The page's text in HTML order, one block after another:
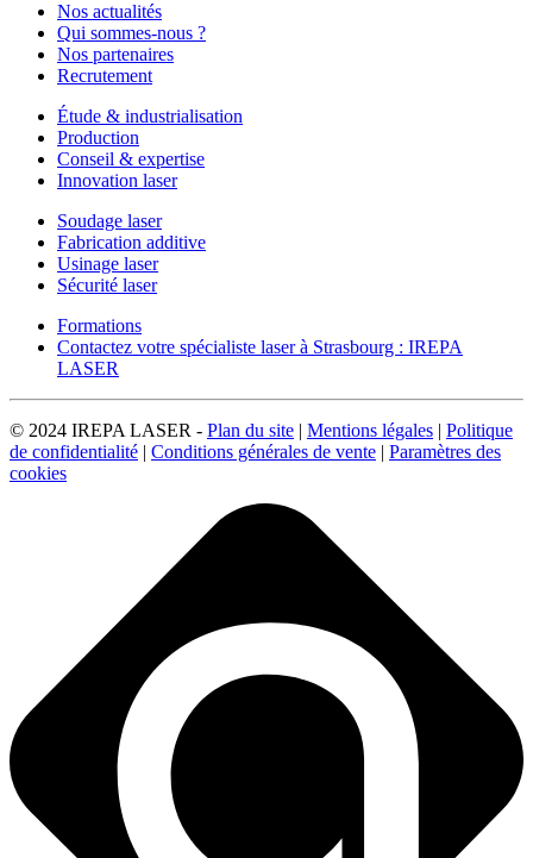
Nos actualités
Qui sommes-nous ?
Nos partenaires
Recrutement
Étude & industrialisation
Production
Conseil & expertise
Innovation laser
Soudage laser
Fabrication additive
Usinage laser
Sécurité laser
Formations
Contactez votre spécialiste laser à Strasbourg : IREPA
LASER
© 2024 IREPA LASER - Plan du site | Mentions légales | Politique
de confidentialité | Conditions générales de vente | Paramètres des
cookies